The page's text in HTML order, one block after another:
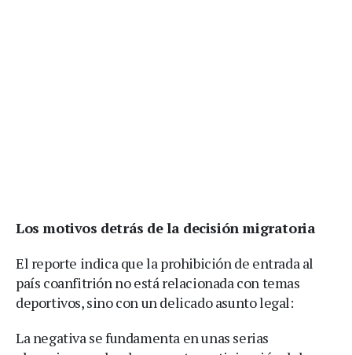
Los motivos detrás de la decisión migratoria
El reporte indica que la prohibición de entrada al
país coanfitrión no está relacionada con temas
deportivos, sino con un delicado asunto legal:
La negativa se fundamenta en unas serias